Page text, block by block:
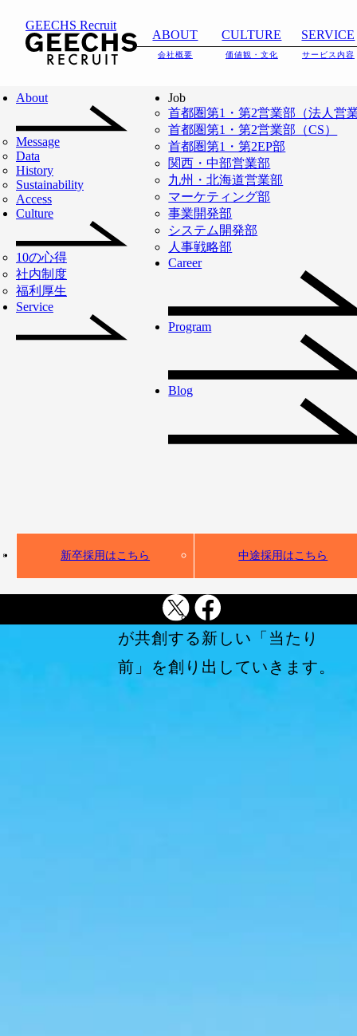
GEECHS Recruit
ABOUT
会社概要
CULTURE
価値観・文化
SERVICE
サービス内容
About
Message
Data
History
Sustainability
Access
Culture
10の心得
社内制度
福利厚生
Service
Job
首都圏第1・第2営業部（法人営
首都圏第1・第2営業部（CS）
首都圏第1・第2EP部
関西・中部営業部
九州・北海道営業部
マーケティング部
事業開発部
システム開発部
人事戦略部
Career
Program
Blog
新卒採用はこちら 中途採用はこちら
NEWS
採用サイトをリニ
ューアルいたしま
した。
会社概要
ABOUT
IT人材不足の解決か
ら
日本のDX・AXを加
速させるインフラ
へ。
「働き方の『新しい』当たり
前をつくる」を事業ミッショ
ITフリーランスの支援を通じ
て、IT人材不足という社会課
題の解決に取り組んできまし
「新しい時代のインフラ」へ
と進化します。
ギークスグループは、人とAI
が共創する新しい「当たり
前」を創り出していきます。
Read More